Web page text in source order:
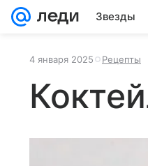
Звезды
4 января 2025 Рецепты